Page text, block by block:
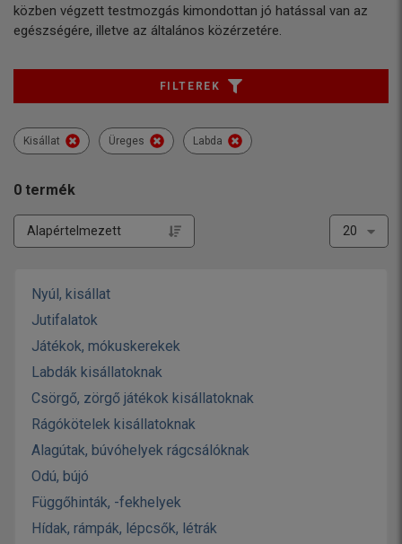
közben végzett testmozgás kimondottan jó hatással van az
egészségére, illetve az általános közérzetére.
0 termék
FILTEREK
Kisállat Üreges Labda
Nyúl, kisállat
Jutifalatok
Játékok, mókuskerekek
Labdák kisállatoknak
Csörgő, zörgő játékok kisállatoknak
Rágókötelek kisállatoknak
Alagútak, búvóhelyek rágcsálóknak
Odú, bújó
Függőhinták, -fekhelyek
Hídak, rámpák, lépcsők, létrák